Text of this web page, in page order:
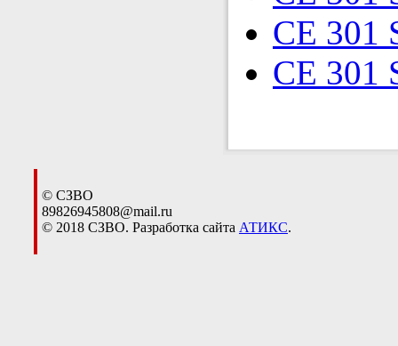
CE 301
CE 301
© СЗВО
89826945808@mail.ru
© 2018 СЗВО. Разработка сайта АТИКС.